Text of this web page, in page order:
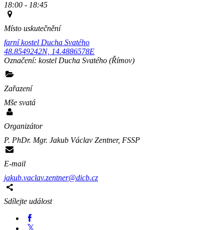
18:00 - 18:45
Místo uskutečnění
farní kostel Ducha Svatého
48.8549242N, 14.4886578E
Označení: kostel Ducha Svatého (Římov)
Zařazení
Mše svatá
Organizátor
P. PhDr. Mgr. Jakub Václav Zentner, FSSP
E-mail
jakub.vaclav.zentner@dicb.cz
Sdílejte událost